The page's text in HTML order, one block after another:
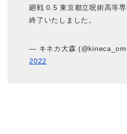
廻戦 0.5 東京都立呪術高等
終了いたしました。
— キネカ大森
2022